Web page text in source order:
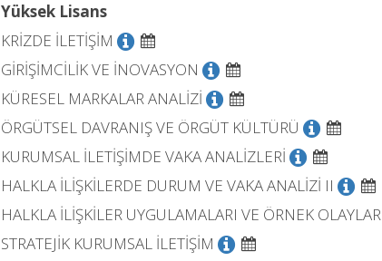
Yüksek Lisans
KRİZDE İLETİŞİM
GİRİŞİMCİLİK VE İNOVASYON
KÜRESEL MARKALAR ANALİZİ
ÖRGÜTSEL DAVRANIŞ VE ÖRGÜT KÜLTÜRÜ
KURUMSAL İLETİŞİMDE VAKA ANALİZLERİ
HALKLA İLİŞKİLERDE DURUM VE VAKA ANALİZİ II
HALKLA İLİŞKİLER UYGULAMALARI VE ÖRNEK OLAYLAR
STRATEJİK KURUMSAL İLETİŞİM